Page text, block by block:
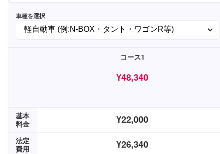
車種を選択
コース1
¥48,340
基本
料金
¥22,000
法定
費用
¥26,340